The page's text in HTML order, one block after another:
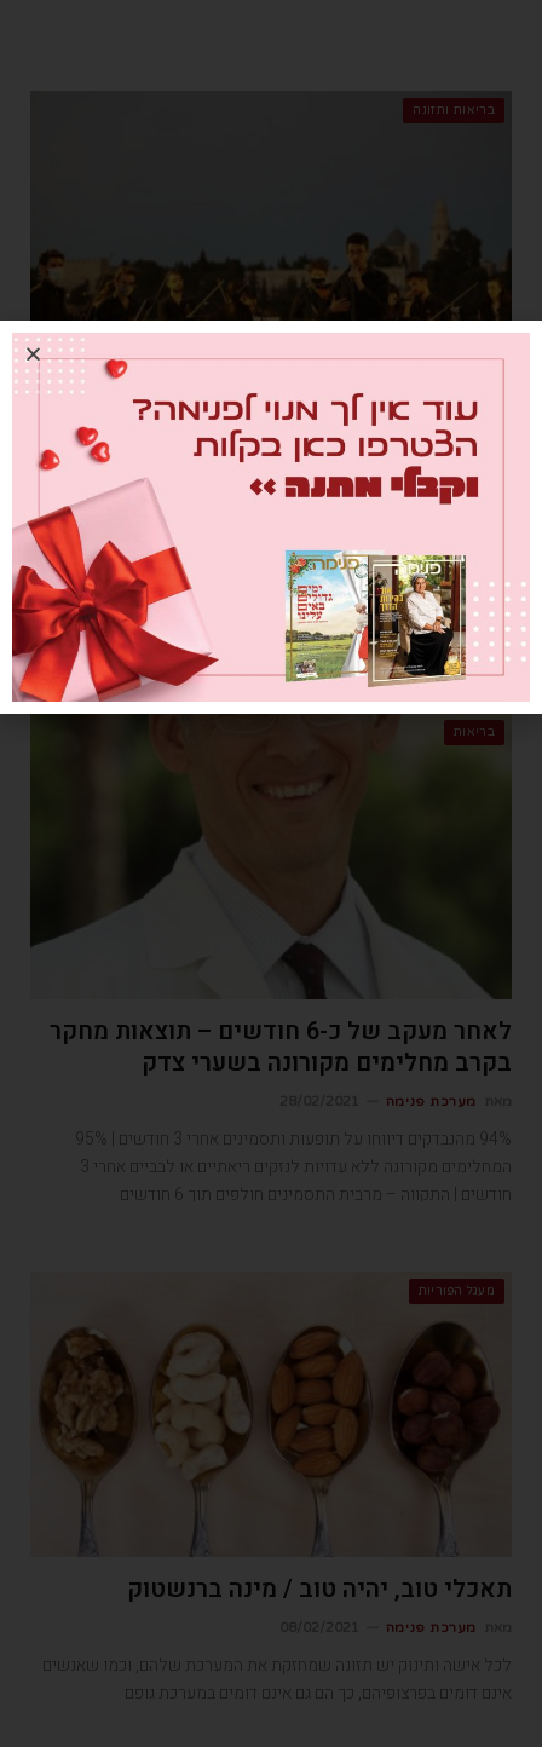
בריאות ותזונה
כשעיצוב אמנות ורפואה נפגשים: בצלאל
אקדמיה לאמנות ועיצוב ירושלים והמרכז
הרפואי שערי צדק יפתחו מיזמים ייחודים
למענה לאתגרי הקורונה
המיזמים יפותחו בזכות מענק מטעם הקרן לירושלים בנושא חדשנות
ופיתוח הקהילה היצירתית בירושלים בהיבטי הרפואה
בריאות
לאחר מעקב של כ-6 חודשים – תוצאות מחקר
בקרב מחלימים מקורונה בשערי צדק
מערכת פנימה
94% מהנבדקים דיווחו על תופעות ותסמינים אחרי 3 חודשים | 95%
המחלימים מקורונה ללא עדויות לנזקים ריאתיים או לבביים אחרי 3
חודשים | התקווה – מרבית התסמינים חולפים תוך 6 חודשים
מעגל הפוריות
תאכלי טוב, יהיה טוב / מינה ברנשטוק
מערכת פנימה
לכל אישה ותינוק יש תזונה שמחזקת את המערכת שלהם, וכמו שאנשים
אינם דומים בפרצופיהם, כך הם גם אינם דומים במערכת גופם